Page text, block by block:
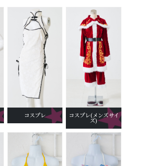
コスプレ コスプレ(メンズサイ
ズ)